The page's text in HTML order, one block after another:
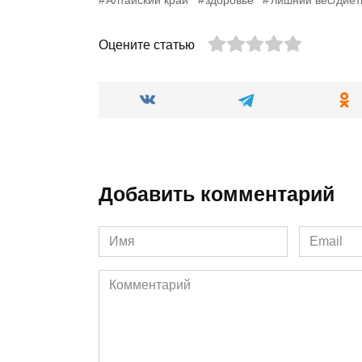
Оцените статью
Добавить комментарий
Имя
*
Email
*
Комментарий